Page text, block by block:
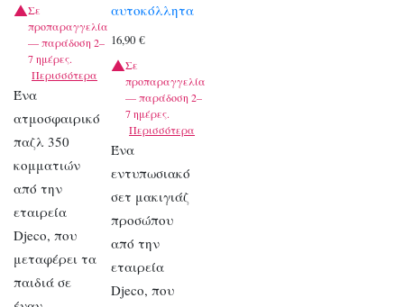
Σε
προπαραγγελία
— παράδοση 2–
7 ημέρες.
Περισσότερα
Ένα
ατμοσφαιρικό
παζλ 350
κομματιών
από την
εταιρεία
Djeco, που
μεταφέρει τα
παιδιά σε
αυτοκόλλητα
16,90€
Σε
προπαραγγελία
— παράδοση 2–
7 ημέρες.
Περισσότερα
Ένα
εντυπωσιακό
σετ μακιγιάζ
προσώπου
από την
εταιρεία
Djeco, που